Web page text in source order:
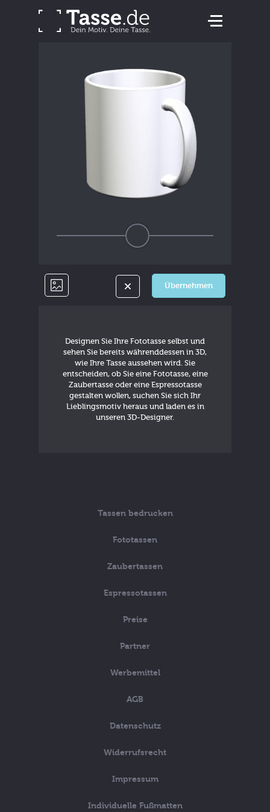
Übernehmen
Designen Sie Ihre Fototasse selbst und
sehen Sie bereits währenddessen in 3D,
wie Ihre Tasse aussehen wird. Sie
entscheiden, ob Sie eine Fototasse, eine
Zaubertasse oder eine Espressotasse
gestalten wollen, suchen Sie sich Ihr
Lieblingsmotiv heraus und laden es in
unseren 3D-Designer.
Tassen bedrucken
Fototassen
Zaubertassen
Espressotassen
Preise
Partner
Werbemittel
AGB
Datenschutz
Widerrufsrecht
Impressum
Individuelle Fußmatten